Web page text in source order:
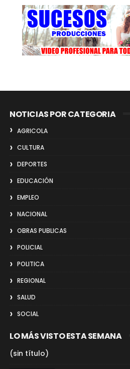
NOTICIAS POR CATEGORIA
AGRICOLA
CULTURA
DEPORTES
EDUCACIÓN
EMPLEO
NACIONAL
OBRAS PUBLICAS
POLICIAL
POLITICA
REGIONAL
SALUD
SOCIAL
LO MÁS VISTO ESTA SEMANA
(sin título)